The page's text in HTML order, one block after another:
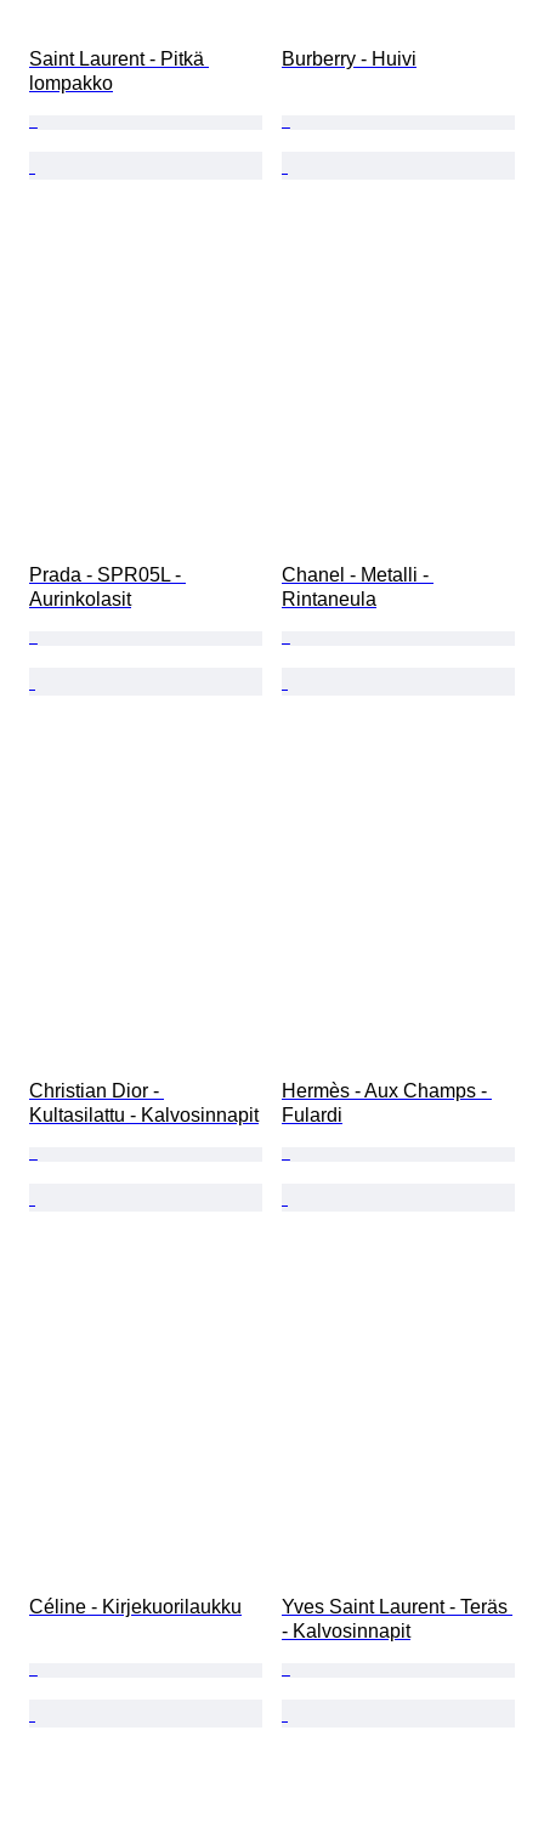
Saint Laurent - Pitkä
lompakko
Burberry - Huivi
Prada - SPR05L -
Aurinkolasit
Chanel - Metalli -
Rintaneula
Christian Dior -
Kultasilattu - Kalvosinnapit
Hermès - Aux Champs -
Fulardi
Céline - Kirjekuorilaukku
Yves Saint Laurent - Teräs
- Kalvosinnapit